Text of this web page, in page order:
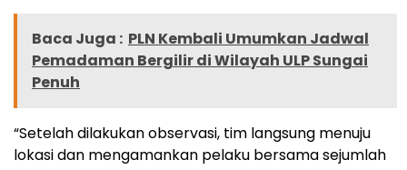
Baca Juga : PLN Kembali Umumkan Jadwal
Pemadaman Bergilir di Wilayah ULP Sungai
Penuh
“Setelah dilakukan observasi, tim langsung menuju
lokasi dan mengamankan pelaku bersama sejumlah